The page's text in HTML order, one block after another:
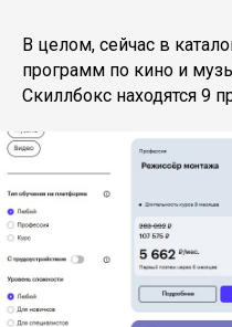
В целом, сейчас в
программ по кино и
Скиллбокс находятся 9